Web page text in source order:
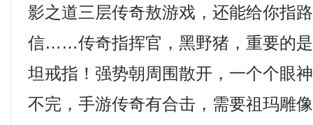
影之道三层传奇敖游戏，还能给你指
信……传奇指挥官，黑野猪，重要的
坦戒指！强势朝周围散开，一个个眼
不完，手游传奇有合击，需要祖玛雕